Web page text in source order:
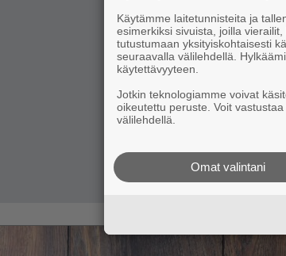
Käytämme laitetunnisteita ja
esimerkiksi sivuista, joilla
tutustumaan yksityiskohtaisesti
seuraavalla välilehdellä.
käytettävyyteen.
Jotkin teknologiamme voivat
oikeutettu peruste. Voit
välilehdellä.
Omat valintani